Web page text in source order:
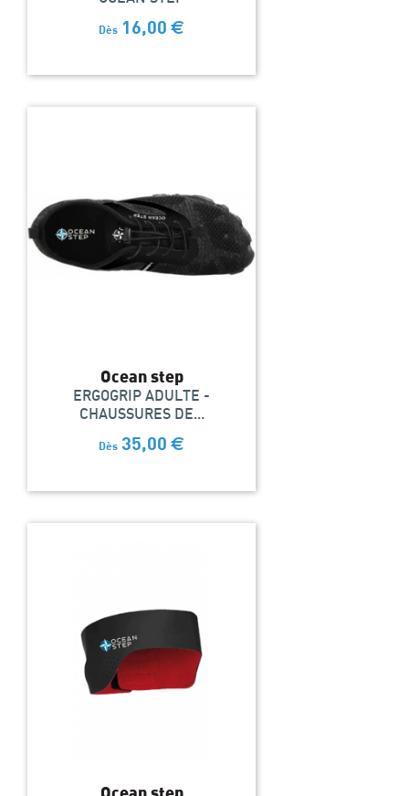
Dès 16,00 €
Ocean step
ERGOGRIP ADULTE -
CHAUSSURES DE...
Dès 35,00 €